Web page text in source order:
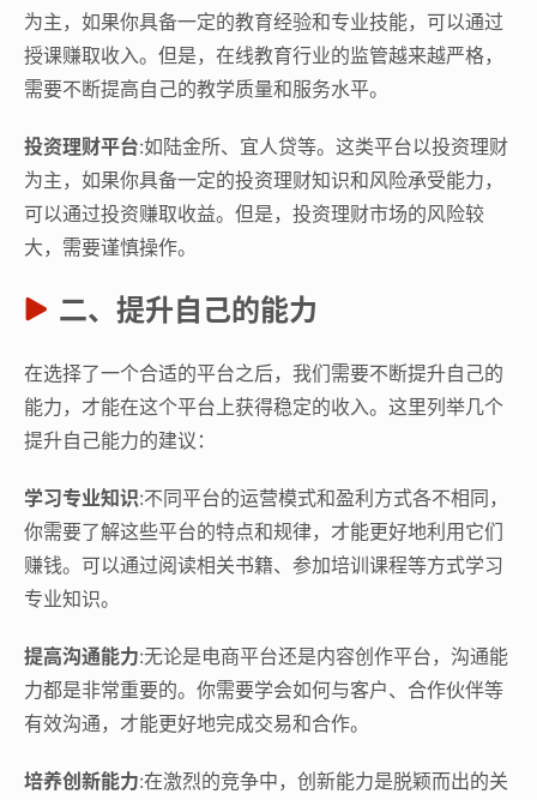
为主，如果你具备一定的教育经验和专业技能，可以通过
授课赚取收入。但是，在线教育行业的监管越来越严格，
需要不断提高自己的教学质量和服务水平。
投资理财平台:如陆金所、宜人贷等。这类平台以投资理财
为主，如果你具备一定的投资理财知识和风险承受能力，
可以通过投资赚取收益。但是，投资理财市场的风险较
大，需要谨慎操作。
二、提升自己的能力
在选择了一个合适的平台之后，我们需要不断提升自己的
能力，才能在这个平台上获得稳定的收入。这里列举几个
提升自己能力的建议：
学习专业知识:不同平台的运营模式和盈利方式各不相同，
你需要了解这些平台的特点和规律，才能更好地利用它们
赚钱。可以通过阅读相关书籍、参加培训课程等方式学习
专业知识。
提高沟通能力:无论是电商平台还是内容创作平台，沟通能
力都是非常重要的。你需要学会如何与客户、合作伙伴等
有效沟通，才能更好地完成交易和合作。
培养创新能力:在激烈的竞争中，创新能力是脱颖而出的关